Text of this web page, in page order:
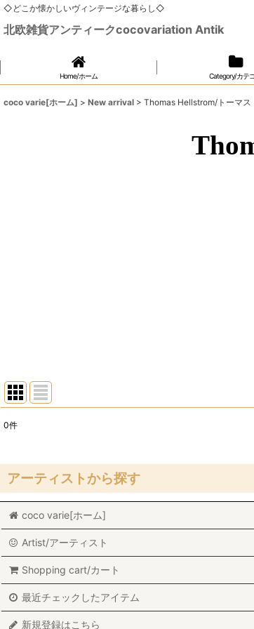
◇どこか懐かしいヴィンテージな暮らし◇
北欧雑貨アンティークcocovariation Antik
Home/ホーム Category/カテ
coco varie[ホーム] > New arrival > Thomas Hellstrom/トーマス
在庫あり
並び順:
0件
アーティストから探す
Stig Lindberg/スティグ・リンドベリ
Lisa Larson/リサ・ラーソン
Marianne Westman/マリアンヌ・ウエストマン
coco varie[ホーム]
Artist/アーティスト
Shopping cart/カート
最近チェックしたアイテム
新規登録はこちら